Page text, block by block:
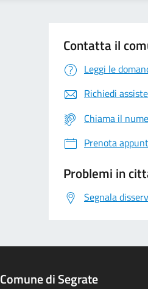
Contatta il
Leggi le
Richiedi
Chiama il
Prenota
Problemi in
Segnala
Comune di Segrate